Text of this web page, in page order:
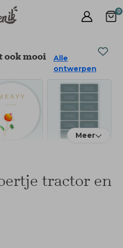
0
ook mooi
Alle
ontwerpen
Meer
tractor en